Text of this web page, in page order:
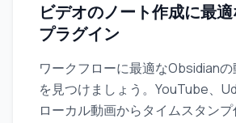
ビデオのノート作成に最
プラグイン
ワークフローに最適なObsidian
を見つけましょう。YouTube、
ローカル動画からタイムスタンプ